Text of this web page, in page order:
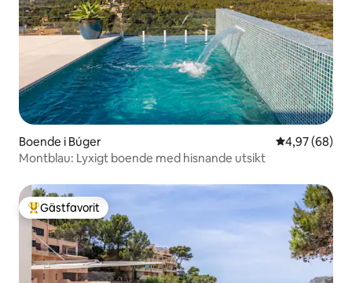
Boende i Búger 4,97 av 5 i
4,97 (68)
Montblau: Lyxigt boende med hisnande utsikt
Populär gästfavorit
Gästfavorit